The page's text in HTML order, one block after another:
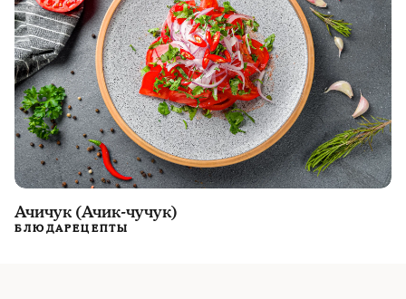
Ачичук (Ачик-чучук)
БЛЮДАРЕЦЕПТЫ